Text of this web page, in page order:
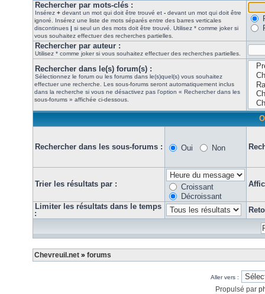
Rechercher par mots-clés :
Insérez + devant un mot qui doit être trouvé et - devant un mot qui doit être
ignoré. Insérez une liste de mots séparés entre des barres verticales
discontinues | si seul un des mots doit être trouvé. Utilisez * comme joker si
vous souhaitez effectuer des recherches partielles.
Rechercher par auteur :
Utilisez * comme joker si vous souhaitez effectuer des recherches partielles.
Rechercher dans le(s) forum(s) :
Sélectionnez le forum ou les forums dans le(s)quel(s) vous souhaitez
effectuer une recherche. Les sous-forums seront automatiquement inclus
dans la recherche si vous ne désactivez pas l’option « Rechercher dans les
sous-forums » affichée ci-dessous.
Rechercher dans les sous-forums : Oui Non
Trier les résultats par :
Croissant
Décroissant
Limiter les résultats dans le temps
:
Chevreuil.net » forums
Aller vers :
Propulsé par